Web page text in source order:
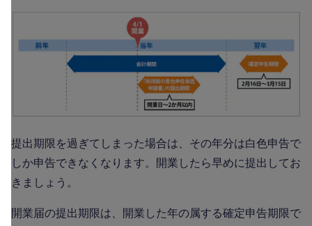
提出期限を過ぎてしまった場合は、その年分は白色申告で
しか申告できなくなります。開業したら早めに提出してお
きましょう。
開業届の提出期限は、開業した年の属する確定申告期限で